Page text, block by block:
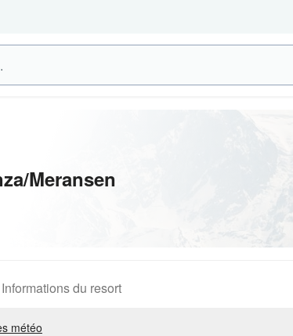
Meransen
Informations du resort
météo